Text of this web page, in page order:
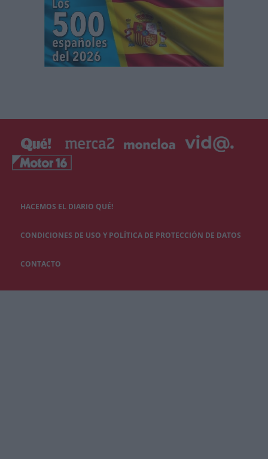
HACEMOS EL DIARIO QUÉ!
CONDICIONES DE USO Y POLÍTICA DE PROTECCIÓN DE DATOS
CONTACTO